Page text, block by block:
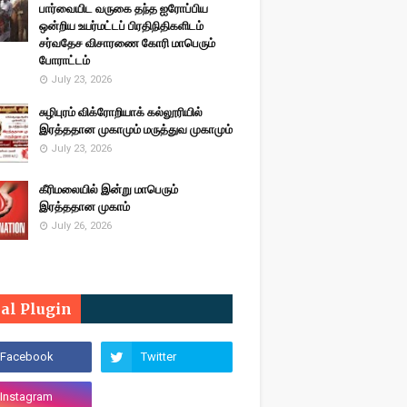
பார்வையிட வருகை தந்த ஐரோப்பிய
ஒன்றிய உயர்மட்டப் பிரதிநிதிகளிடம்
சர்வதேச விசாரணை கோரி மாபெரும்
போராட்டம்
July 23, 2026
சுழிபுரம் விக்ரோறியாக் கல்லூரியில்
இரத்ததான முகாமும் மருத்துவ முகாமும்
July 23, 2026
கீரிமலையில் இன்று மாபெரும்
இரத்ததான முகாம்
July 26, 2026
Plugin